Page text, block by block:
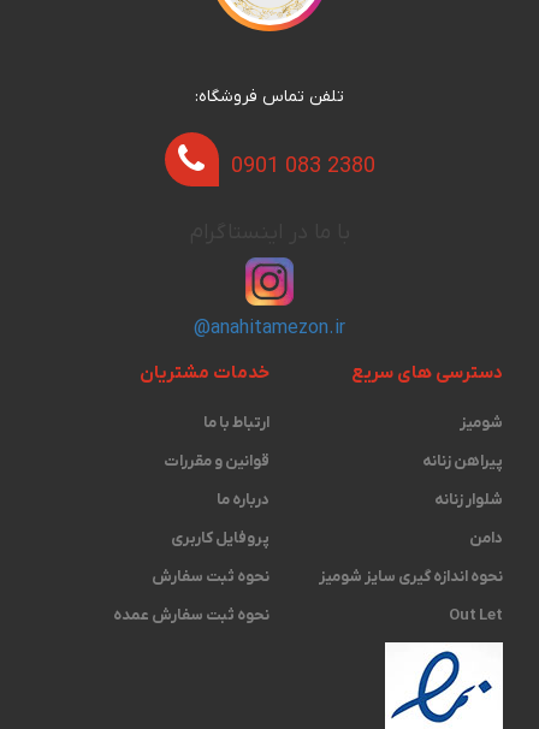
تلفن تماس فروشگاه:
0901 083 2380
@anahitamezon.ir
دسترسی های سریع
شومیز
پیراهن زنانه
شلوار زنانه
دامن
نحوه اندازه گیری ‫سایز شومیز
Out Let
خدمات مشتریان
ارتباط با ما
قوانین و مقررات
درباره ما
پروفایل کاربری
نحوه ثبت سفارش
نحوه ثبت سفارش عمده